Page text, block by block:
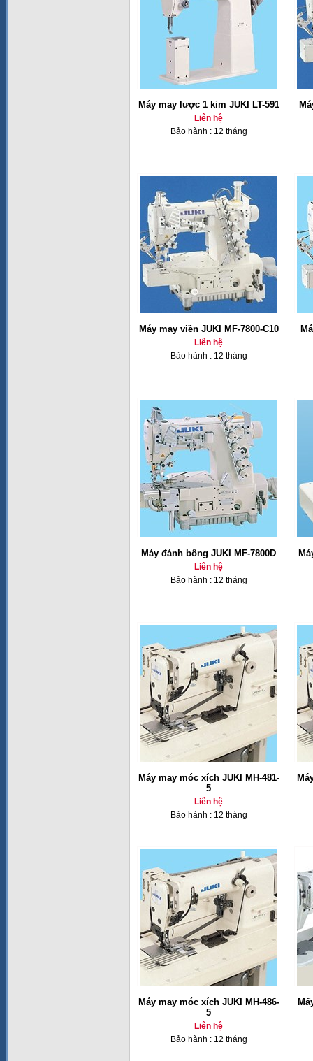
Máy may lược 1 kim JUKI LT-591
Liên hệ
Bảo hành : 12 tháng
Máy may viền JUKI MF-7800-C10
Liên hệ
Bảo hành : 12 tháng
Máy đánh bông JUKI MF-7800D
Liên hệ
Bảo hành : 12 tháng
Máy may móc xích JUKI MH-481-
5
Liên hệ
Bảo hành : 12 tháng
Máy may móc xích JUKI MH-486-
5
Liên hệ
Bảo hành : 12 tháng